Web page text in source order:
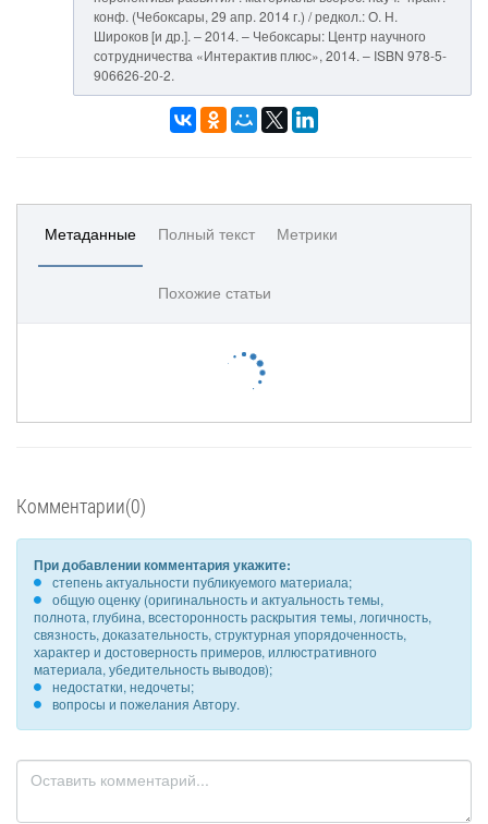
конф. (Чебоксары, 29 апр. 2014 г.) / редкол.: О. Н.
Широков [и др.]. – 2014. – Чебоксары: Центр научного
сотрудничества «Интерактив плюс», 2014. – ISBN 978-5-
906626-20-2.
Метаданные Полный текст Метрики
Похожие статьи
Комментарии(0)
При добавлении комментария укажите:
степень актуальности публикуемого материала;
общую оценку (оригинальность и актуальность темы,
полнота, глубина, всесторонность раскрытия темы, логичность,
связность, доказательность, структурная упорядоченность,
характер и достоверность примеров, иллюстративного
материала, убедительность выводов);
недостатки, недочеты;
вопросы и пожелания Автору.